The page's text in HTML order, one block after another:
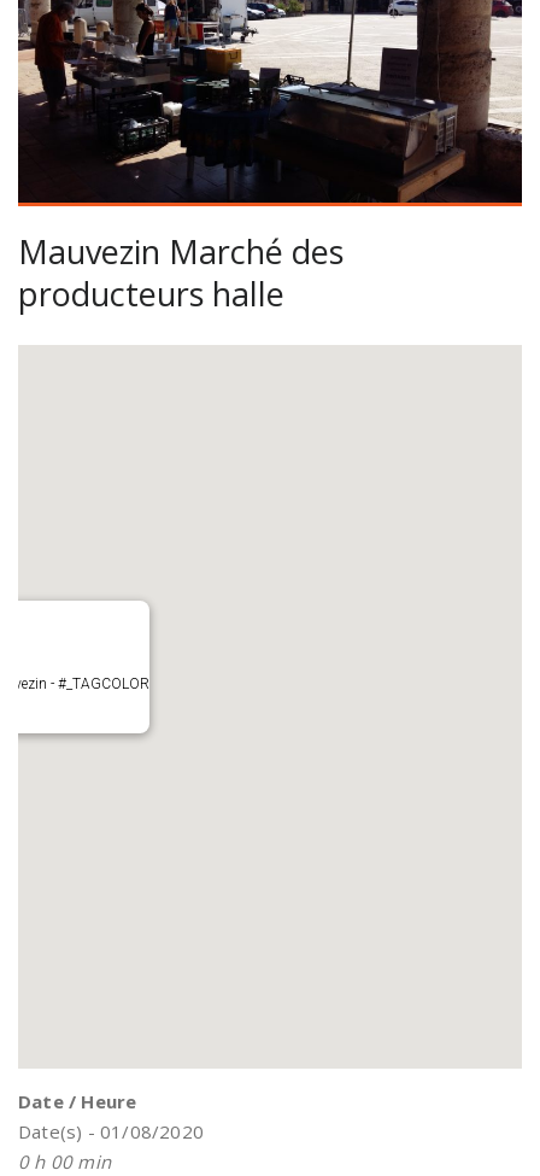
Mauvezin Marché des
producteurs halle
- #_TAGCOLOR
Date / Heure
Date(s) - 01/08/2020
0 h 00 min